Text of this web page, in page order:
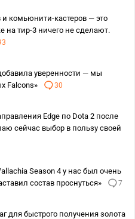
и комьюнити-кастеров — это
на тир-3 ничего не сделают.
уверенности — мы
Falcons»
30
Edge по Dota 2 после
сейчас выбор в пользу своей
Season 4 у нас был очень
состав проснуться»
7
для быстрого получения золота